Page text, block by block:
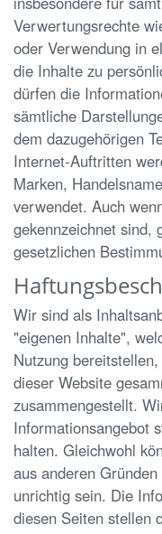
Verwertungsrechte
oder Verwendung in
die Inhalte zu
dürfen die
sämtliche
dem dazugehörigen
Internet-Auftritten
Marken,
verwendet. Auch
gekennzeichnet sind,
gesetzlichen
Wir sind als
"eigenen Inhalte",
Nutzung
dieser Website
zusammengestellt.
Informationsangebot
halten. Gleichwohl
aus anderen
unrichtig sein. Die
diesen Seiten stellen